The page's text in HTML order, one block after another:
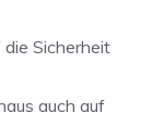
Sicherheit
auch auf